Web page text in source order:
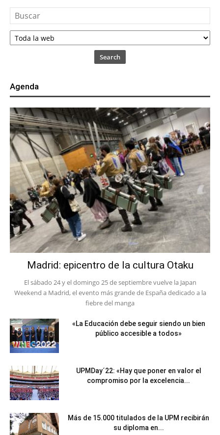
Search
Agenda
Madrid: epicentro de la cultura Otaku
El sábado 24 y el domingo 25 de septiembre vuelve la Japan
Weekend a Madrid, el evento más grande de España dedicado a la
fiebre del manga
«La Educación debe seguir siendo un bien
público accesible a todos»
UPMDay´22: «Hay que poner en valor el
compromiso por la excelencia...
Más de 15.000 titulados de la UPM recibirán
su diploma en...